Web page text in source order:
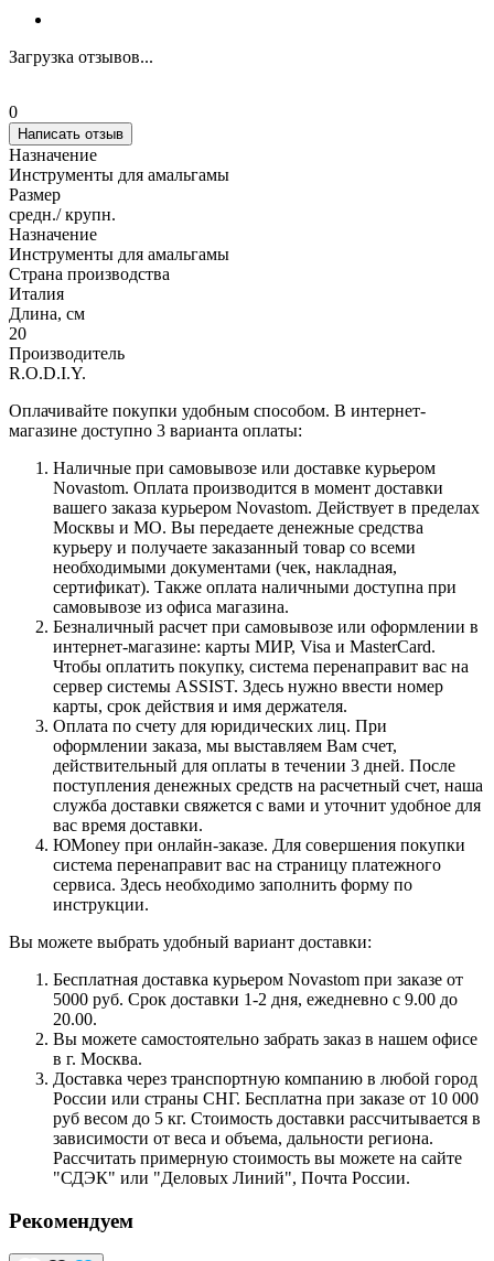
Загрузка отзывов...
0
Написать отзыв
Назначение
Инструменты для амальгамы
Размер
средн./ крупн.
Назначение
Инструменты для амальгамы
Страна производства
Италия
Длина, см
20
Производитель
R.O.D.I.Y.
Оплачивайте покупки удобным способом. В интернет-
магазине доступно 3 варианта оплаты:
Наличные при самовывозе или доставке курьером
Novastom. Оплата производится в момент доставки
вашего заказа курьером Novastom. Действует в пределах
Москвы и МО. Вы передаете денежные средства
курьеру и получаете заказанный товар со всеми
необходимыми документами (чек, накладная,
сертификат). Также оплата наличными доступна при
самовывозе из офиса магазина.
Безналичный расчет при самовывозе или оформлении в
интернет-магазине: карты МИР, Visa и MasterCard.
Чтобы оплатить покупку, система перенаправит вас на
сервер системы ASSIST. Здесь нужно ввести номер
карты, срок действия и имя держателя.
Оплата по счету для юридических лиц. При
оформлении заказа, мы выставляем Вам счет,
действительный для оплаты в течении 3 дней. После
поступления денежных средств на расчетный счет, наша
служба доставки свяжется с вами и уточнит удобное для
вас время доставки.
ЮMoney при онлайн-заказе. Для совершения покупки
система перенаправит вас на страницу платежного
сервиса. Здесь необходимо заполнить форму по
инструкции.
Вы можете выбрать удобный вариант доставки:
Бесплатная доставка курьером Novastom при заказе от
5000 руб. Срок доставки 1-2 дня, ежедневно с 9.00 до
20.00.
Вы можете самостоятельно забрать заказ в нашем офисе
в г. Москва.
Доставка через транспортную компанию в любой город
России или страны СНГ. Бесплатна при заказе от 10 000
руб весом до 5 кг. Стоимость доставки рассчитывается в
зависимости от веса и объема, дальности региона.
Рассчитать примерную стоимость вы можете на сайте
"СДЭК" или "Деловых Линий", Почта России.
Рекомендуем